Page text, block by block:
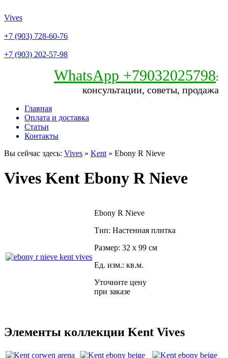
Vives
+7 (903) 728-60-76
+7 (903) 202-57-98
WhatsApp +79032025798:
консультации, советы, продажа
Главная
Оплата и доставка
Статьи
Контакты
Вы сейчас здесь: Vives » Kent » Ebony R Nieve
Vives Kent Ebony R Nieve
Ebony R Nieve
Тип: Настенная плитка
Размер: 32 x 99 см
Ед. изм.: кв.м.
Уточните цену
при заказе
Элементы коллекции Kent Vives